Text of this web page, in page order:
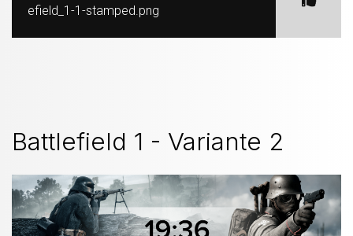
efield_1-1-stamped.png
Battlefield 1 - Variante 2